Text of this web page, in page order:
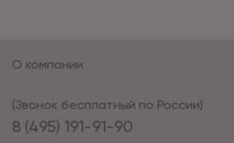
8 (495) 191-91-90
(Звонок бесплатный по России)
О компании